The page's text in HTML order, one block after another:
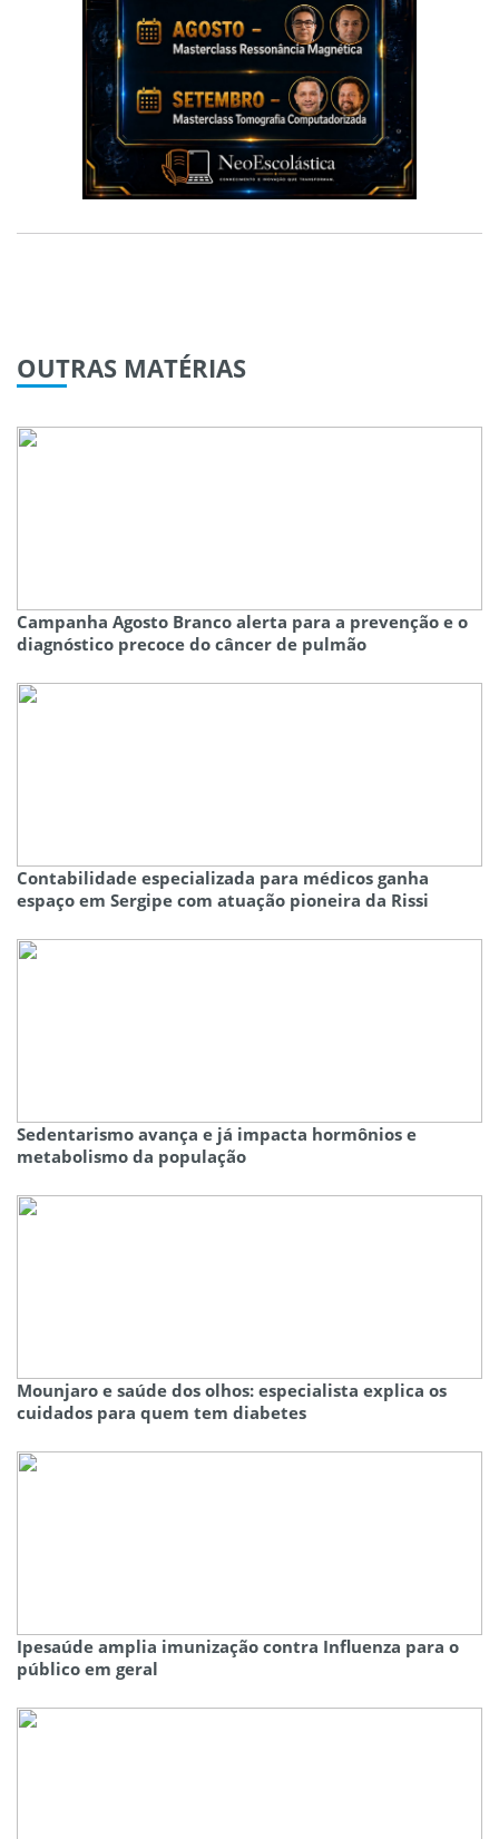
OUTRAS MATÉRIAS
Campanha Agosto Branco alerta para a prevenção e o
diagnóstico precoce do câncer de pulmão
Contabilidade especializada para médicos ganha
espaço em Sergipe com atuação pioneira da Rissi
Sedentarismo avança e já impacta hormônios e
metabolismo da população
Mounjaro e saúde dos olhos: especialista explica os
cuidados para quem tem diabetes
Ipesaúde amplia imunização contra Influenza para o
público em geral